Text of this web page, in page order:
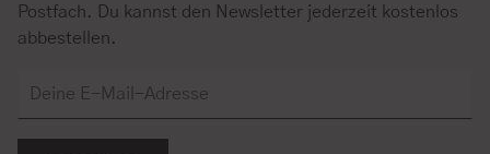
Postfach. Du kannst den Newsletter jederzeit kostenlos
abbestellen.